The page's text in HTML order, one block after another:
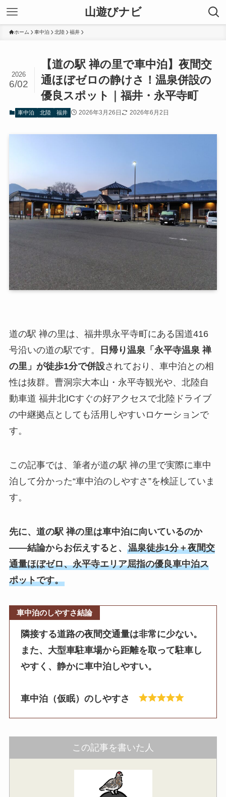
山遊びナビ
ホーム 車中泊 北陸 福井
【道の駅 禅の里で車中泊】夜間交
通ほぼゼロの静けさ！温泉併設の
優良スポット｜福井・永平寺町
2026
6/02
車中泊 北陸 福井 2026年3月26日 2026年6月2日
道の駅 禅の里は、福井県永平寺町にある国道416
号沿いの道の駅です。
日帰り温泉「永平寺温泉 禅
の里」が徒歩1分で併設されており、車中泊との相
性は抜群。曹洞宗大本山・永平寺観光や、北陸自
動車道 福井北ICすぐの好アクセスで北陸ドライブ
の中継拠点としても活用しやすいロケーションで
す。
この記事では、筆者が道の駅 禅の里で実際に車中
泊して分かった“車中泊のしやすさ”を検証していま
す。
先に、道の駅 禅の里は車中泊に向いているのか
——結論からお伝えすると、 温泉徒歩1分＋夜間交
通量ほぼゼロ、永平寺エリア屈指の優良車中泊ス
ポットです。
車中泊のしやすさ結論
隣接する道路の夜間交通量は非常に少ない。
また、大型車駐車場から距離を取って駐車し
やすく、静かに車中泊しやすい。
車中泊（仮眠）のしやすさ
この記事を書いた人